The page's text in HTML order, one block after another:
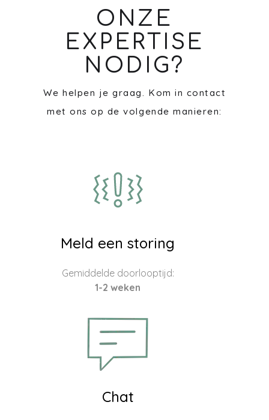
ONZE
EXPERTISE
NODIG?
We helpen je graag. Kom in contact
met ons op de volgende manieren:
Meld een storing
Gemiddelde doorlooptijd:
1-2 weken
Chat